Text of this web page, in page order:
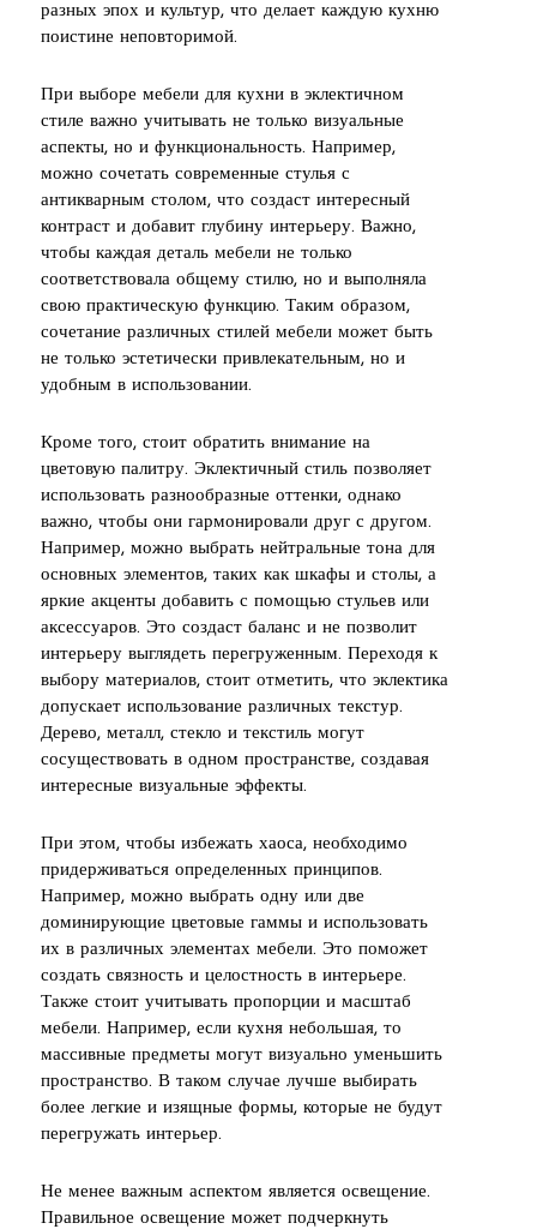
разных эпох и культур, что делает каждую кухню
поистине неповторимой.
При выборе мебели для кухни в эклектичном
стиле важно учитывать не только визуальные
аспекты, но и функциональность. Например,
можно сочетать современные стулья с
антикварным столом, что создаст интересный
контраст и добавит глубину интерьеру. Важно,
чтобы каждая деталь мебели не только
соответствовала общему стилю, но и выполняла
свою практическую функцию. Таким образом,
сочетание различных стилей мебели может быть
не только эстетически привлекательным, но и
удобным в использовании.
Кроме того, стоит обратить внимание на
цветовую палитру. Эклектичный стиль позволяет
использовать разнообразные оттенки, однако
важно, чтобы они гармонировали друг с другом.
Например, можно выбрать нейтральные тона для
основных элементов, таких как шкафы и столы, а
яркие акценты добавить с помощью стульев или
аксессуаров. Это создаст баланс и не позволит
интерьеру выглядеть перегруженным. Переходя к
выбору материалов, стоит отметить, что эклектика
допускает использование различных текстур.
Дерево, металл, стекло и текстиль могут
сосуществовать в одном пространстве, создавая
интересные визуальные эффекты.
При этом, чтобы избежать хаоса, необходимо
придерживаться определенных принципов.
Например, можно выбрать одну или две
доминирующие цветовые гаммы и использовать
их в различных элементах мебели. Это поможет
создать связность и целостность в интерьере.
Также стоит учитывать пропорции и масштаб
мебели. Например, если кухня небольшая, то
массивные предметы могут визуально уменьшить
пространство. В таком случае лучше выбирать
более легкие и изящные формы, которые не будут
перегружать интерьер.
Не менее важным аспектом является освещение.
Правильное освещение может подчеркнуть